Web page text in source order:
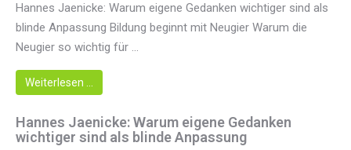
Hannes Jaenicke: Warum eigene Gedanken wichtiger sind als
blinde Anpassung Bildung beginnt mit Neugier Warum die
Neugier so wichtig für ...
Weiterlesen …
Hannes Jaenicke: Warum eigene Gedanken
wichtiger sind als blinde Anpassung